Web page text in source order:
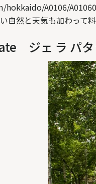
A0106/
自然と天気も加わって
ジェ ラ パタ